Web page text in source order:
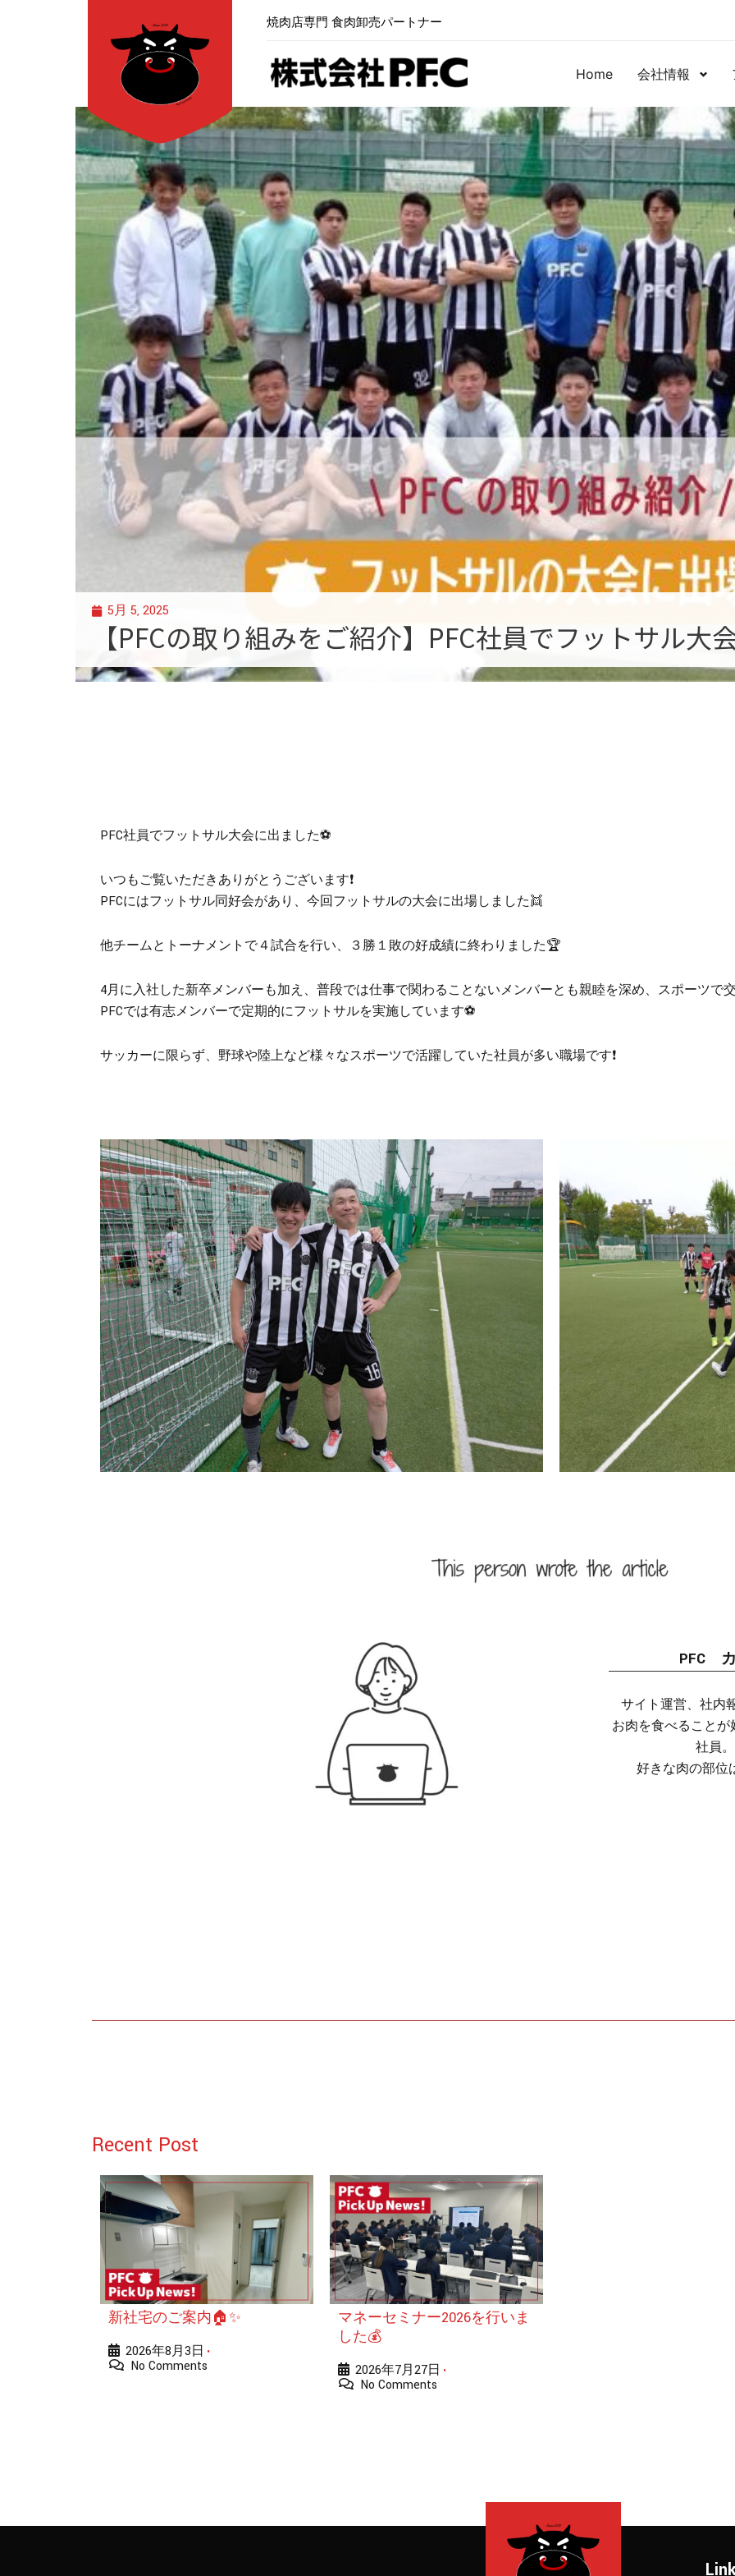
焼肉店専門 食肉卸売パートナー
Home 会社情報
5月 5, 2025
【PFCの取り組みをご紹介】PFC社員でフットサル大
PFC社員でフットサル大会に出ました⚽
いつもご覧いただきありがとうございます❗️
PFCにはフットサル同好会があり、今回フットサルの大会に出場しました👯
他チームとトーナメントで４試合を行い、３勝１敗の好成績に終わりました🏆
4月に入社した新卒メンバーも加え、普段では仕事で関わることないメンバーとも親睦を深め、スポーツで
PFCでは有志メンバーで定期的にフットサルを実施しています⚽
サッカーに限らず、野球や陸上など様々なスポーツで活躍していた社員が多い職場です❗️
PFC
サイト運営、社内
お肉を食べることが
社員。
好きな肉の部位
Recent Post
新社宅のご案内🏠✨
2026年8月3日 •
No Comments
マネーセミナー2026を行いま
した💰
2026年7月27日 •
No Comments